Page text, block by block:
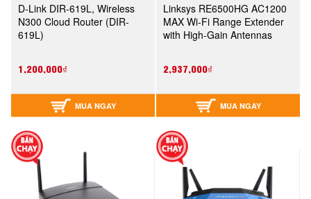
D-Link DIR-619L, Wireless
N300 Cloud Router (DIR-
619L)
1,200,000₫
MUA NGAY
Linksys RE6500HG AC1200
MAX Wi-Fi Range Extender
with High-Gain Antennas
2,937,000₫
MUA NGAY